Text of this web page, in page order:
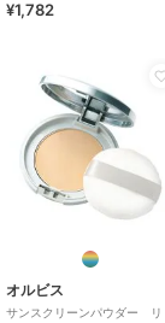
¥1,782
オルビス
サンスクリーンパウダー リ